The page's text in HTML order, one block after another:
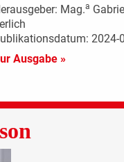
Mag.a
2024-
Ausgabe »